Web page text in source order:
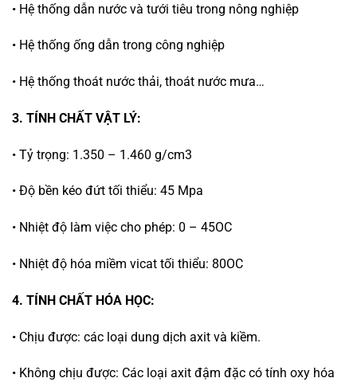
• Hệ thống dẫn nước và tưới tiêu trong nông nghiệp
• Hệ thống ống dẫn trong công nghiệp
• Hệ thống thoát nước thải, thoát nước mưa…
3. TÍNH CHẤT VẬT LÝ:
• Tỷ trọng: 1.350 – 1.460 g/cm3
• Độ bền kéo đứt tối thiểu: 45 Mpa
• Nhiệt độ làm việc cho phép: 0 – 45OC
• Nhiệt độ hóa miềm vicat tối thiểu: 80OC
4. TÍNH CHẤT HÓA HỌC:
• Chịu được: các loại dung dịch axit và kiềm.
• Không chịu được: Các loại axit đậm đặc có tính oxy hóa